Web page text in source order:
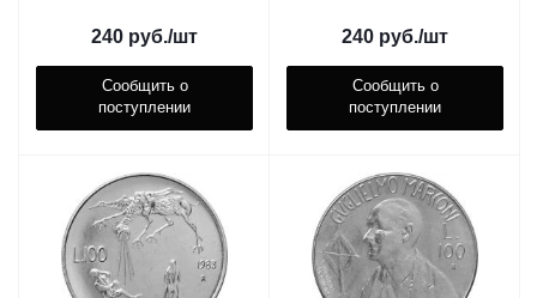
240 руб./шт
Сообщить о
поступлении
240 руб./шт
Сообщить о
поступлении